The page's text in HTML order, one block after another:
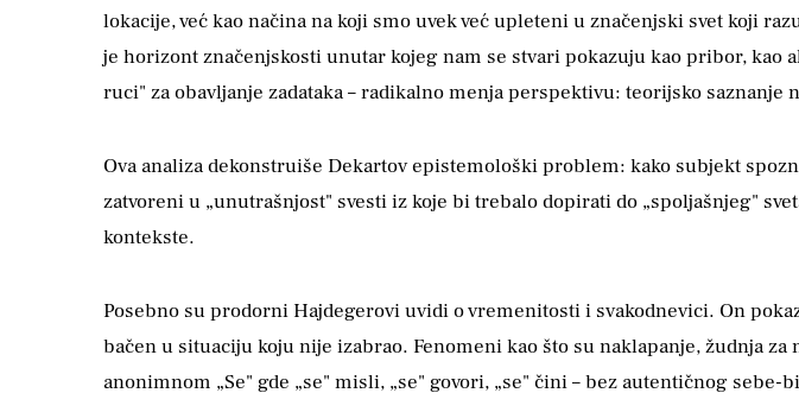
lokacije, već kao načina na koji smo uvek već upleteni u značenjski svet koji
je horizont značenjskosti unutar kojeg nam se stvari pokazuju kao pribor,
ruci" za obavljanje zadataka – radikalno menja perspektivu: teorijsko
Ova analiza dekonstruiše Dekartov epistemološki problem: kako subjekt
zatvoreni u „unutrašnjost" svesti iz koje bi trebalo dopirati do „spoljašnjeg"
kontekste.
Posebno su prodorni Hajdegerovi uvidi o vremenitosti i svakodnevici. On
bačen u situaciju koju nije izabrao. Fenomeni kao što su naklapanje, žudnja
anonimnom „Se" gde „se" misli, „se" govori, „se" čini – bez autentičnog sebe-